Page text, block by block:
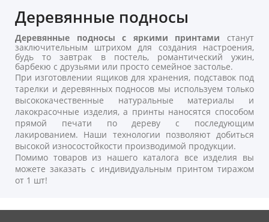
Деревянные подносы
Деревянные подносы с яркими принтами станут
заключительным штрихом для создания настроения,
будь то завтрак в постель, романтический ужин,
барбекю с друзьями или просто семейное застолье.
При изготовлении ящиков для хранения, подставок под
тарелки и деревянных подносов мы используем только
высококачественные натуральные материалы и
лакокрасочные изделия, а принты наносятся способом
прямой печати по дереву с последующим
лакированием. Наши технологии позволяют добиться
высокой износостойкости производимой продукции.
Помимо товаров из нашего каталога все изделия вы
можете заказать с индивидуальным принтом тиражом
от 1 шт!